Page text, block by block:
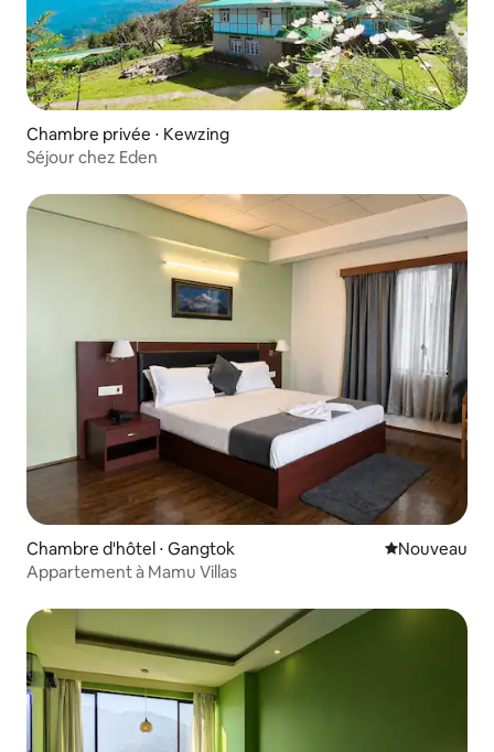
Chambre privée ⋅ Kewzing
Séjour chez Eden
Chambre d'hôtel ⋅ Gangtok Nouvel
Nouveau
Appartement à Mamu Villas